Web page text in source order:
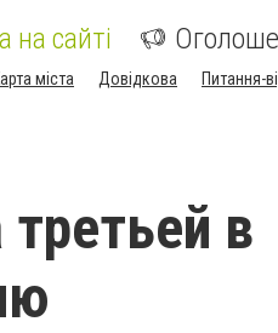
на сайті
міста Довідкова Питання-
в